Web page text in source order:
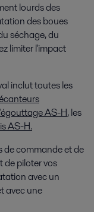
lourds des
des boues
séchage, du
limiter l'impact
inclut toutes les
AS-H, les
AS-H.
de commande et de
de piloter vos
avec un
avec une